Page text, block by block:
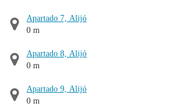
Apartado 7, Alijó
0 m
Apartado 8, Alijó
0 m
Apartado 9, Alijó
0 m